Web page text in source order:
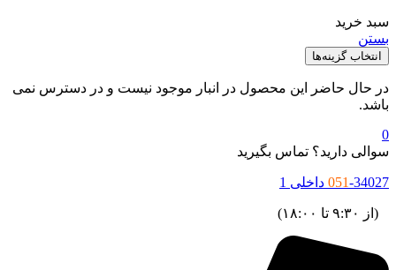
خرید
انتخاب گزینه‌ها
حال حاضر این محصول در انبار موجود نیست و در دسترس نمی
دارید؟ تماس بگیرید
051داخلی 1
۹:۳۰ تا ۱۸:۰۰)